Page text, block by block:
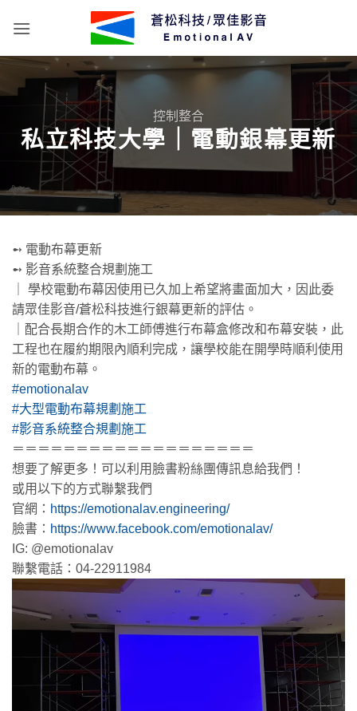
控制整合
私立科技大學｜電動銀幕更新
➻ 電動布幕更新
➻ 影音系統整合規劃施工
｜ 學校電動布幕因使用已久加上希望將畫面加大，因此委
請眾佳影音/蒼松科技進行銀幕更新的評估。
｜配合長期合作的木工師傅進行布幕盒修改和布幕安裝，此
工程也在履約期限內順利完成，讓學校能在開學時順利使用
新的電動布幕。
#emotionalav
#大型電動布幕規劃施工
#影音系統整合規劃施工
＝＝＝＝＝＝＝＝＝＝＝＝＝＝＝＝＝＝＝
想要了解更多！可以利用臉書粉絲團傳訊息給我們！
或用以下的方式聯繫我們
官網： https://emotionalav.engineering/
臉書： https://www.facebook.com/emotionalav/
IG: @emotionalav
聯繫電話：04-22911984